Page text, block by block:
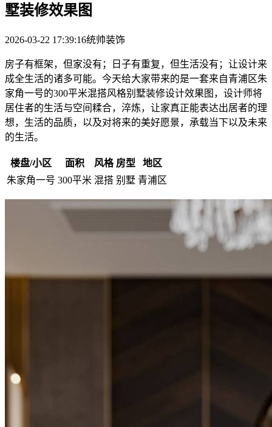
墅装修效果图
2026-03-22 17:39:16统帅装饰
房子有框架，但家没有；日子有重复，但生活没有；让设计来
成全生活的诸多可能。今天给大家带来的是一套来自青浦区朱
家角一号的300平米混搭风格别墅装修设计效果图，设计师将
居住者的生活与空间糅合，淬炼，让家真正能表达出居者的理
想，生活的品质，以及对将来的美好愿景，承载当下以及未来
的生活。
楼盘/小区 面积 风格 房型
地区
朱家角一号 300平米 混搭 别墅 青浦区